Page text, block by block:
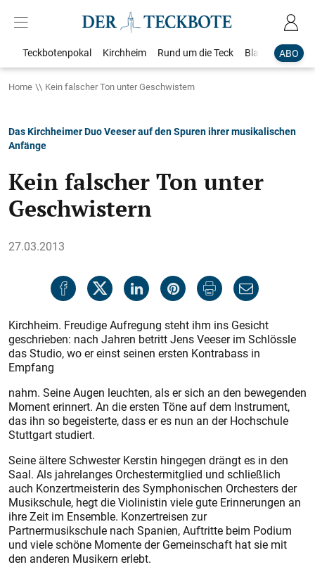
ABO
Teckbotenpokal Kirchheim Rund um die Teck Blaulicht
Home Kein falscher Ton unter Geschwistern
Das Kirchheimer Duo Veeser auf den Spuren ihrer musikalischen
Anfänge
Kein falscher Ton unter
Geschwistern
27.03.2013
Kirchheim. Freudige Aufregung steht ihm ins Gesicht
geschrieben: nach Jahren betritt Jens Veeser im Schlössle
das Studio, wo er einst seinen ersten Kontrabass in
Empfang
nahm. Seine Augen leuchten, als er sich an den bewegenden
Moment erinnert. An die ersten Töne auf dem Instrument,
das ihn so begeisterte, dass er es nun an der Hochschule
Stuttgart studiert.
Seine ältere Schwester Kerstin hingegen drängt es in den
Saal. Als jahrelanges Orchestermitglied und schließlich
auch Konzertmeisterin des Symphonischen Orchesters der
Musikschule, hegt die Violinistin viele gute Erinnerungen an
ihre Zeit im Ensemble. Konzertreisen zur
Partnermusikschule nach Spanien, Auftritte beim Podium
und viele schöne Momente der Gemeinschaft hat sie mit
den anderen Musikern erlebt.